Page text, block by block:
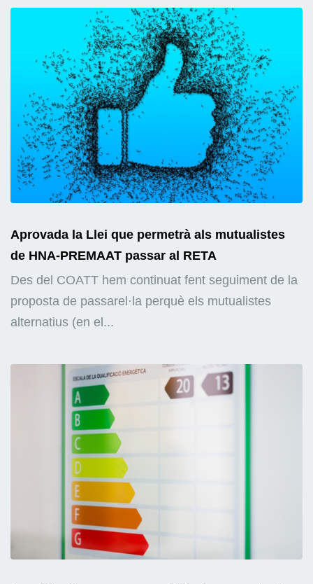
Aprovada la Llei que permetrà als mutualistes
de HNA-PREMAAT passar al RETA
Des del COATT hem continuat fent seguiment de la
proposta de passarel·la perquè els mutualistes
alternatius (en el...